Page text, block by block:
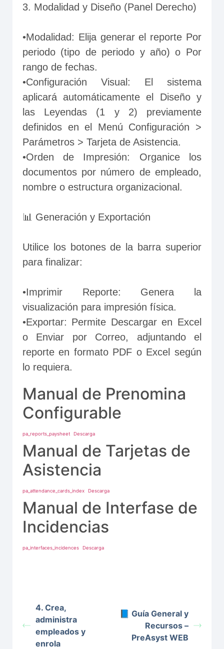
3. Modalidad y Diseño (Panel Derecho)
•Modalidad: Elija generar el reporte Por
periodo (tipo de periodo y año) o Por
rango de fechas.
•Configuración Visual: El sistema
aplicará automáticamente el Diseño y
las Leyendas (1 y 2) previamente
definidos en el Menú Configuración >
Parámetros > Tarjeta de Asistencia.
•Orden de Impresión: Organice los
documentos por número de empleado,
nombre o estructura organizacional.
📊 Generación y Exportación
Utilice los botones de la barra superior
para finalizar:
•Imprimir Reporte: Genera la
visualización para impresión física.
•Exportar: Permite Descargar en Excel
o Enviar por Correo, adjuntando el
reporte en formato PDF o Excel según
lo requiera.
Manual de Prenomina
Configurable
pa_reports_paysheet Descarga
Manual de Tarjetas de
Asistencia
pa_attendance_cards_index Descarga
Manual de Interfase de
Incidencias
pa_interfaces_incidences Descarga
4. Crea,
administra
empleados y
enrola
📘 Guía General y
Recursos –
PreAsyst WEB